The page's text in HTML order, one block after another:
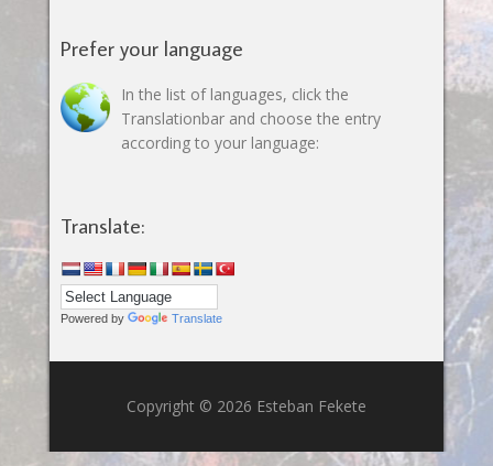
Prefer your language
In the list of languages, click the
Translationbar and choose the entry
according to your language:
Translate:
Powered by Translate
Copyright © 2026 Esteban Fekete